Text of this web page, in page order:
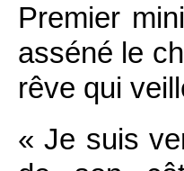
Premier
asséné le
rêve qui
« Je suis